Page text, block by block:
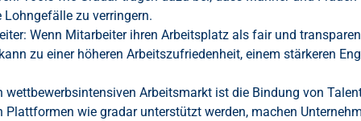
zu verringern.
Wenn Mitarbeiter ihren Arbeitsplatz als fair und
zu einer höheren Arbeitszufriedenheit, einem stärkeren
Arbeitsmarkt ist die Bindung von
wie gradar unterstützt werden, machen